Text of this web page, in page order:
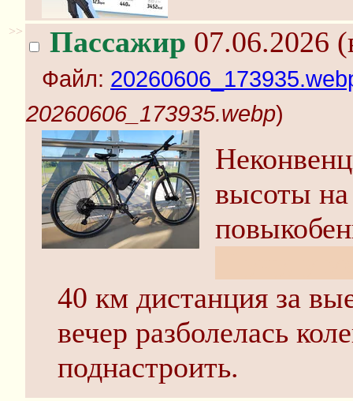
>> Пассажир 07.06.2026
Файл:
20260606_173935.webp)
высоты
40 км дистанция за
вечер разболелась
поднастроить.